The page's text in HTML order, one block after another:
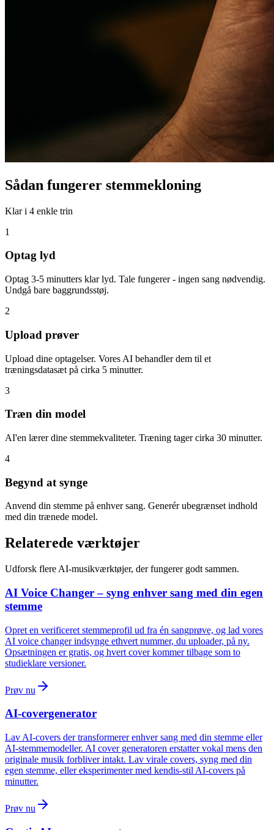
Sådan fungerer stemmekloning
Klar i 4 enkle trin
1
Optag lyd
Optag 3-5 minutters klar lyd. Tale fungerer - ingen sang nødvendig.
Undgå bare baggrundsstøj.
2
Upload prøver
Upload dine optagelser. Vores AI behandler dem til et
træningsdatasæt på cirka 5 minutter.
3
Træn din model
AI'en lærer dine stemmekvaliteter. Træning tager cirka 30 minutter.
4
Begynd at synge
Anvend din stemme på enhver sang. Generér ubegrænset indhold
med din trænede model.
Relaterede værktøjer
Udforsk flere AI-musikværktøjer, der fungerer godt sammen.
AI Voice Changer – syng enhver sang med din egen
stemme
Opret en verificeret stemmeprofil ud fra én sangprøve, og lad vores
AI voice changer indsynge ethvert nummer, du uploader, på ny.
Opsætningen er gratis, og hvert cover kommer tilbage som to
studieklare versioner.
Prøv nu
AI-covergenerator
Lav AI-covers der transformerer enhver sang med din stemme eller
AI-stemmemodeller. AI cover generatoren erstatter vokal mens den
originale musik forbliver intakt. Lav virale covers, syng med din
egen stemme, eller eksperimenter med kendis-stil AI-covers på
minutter.
Prøv nu